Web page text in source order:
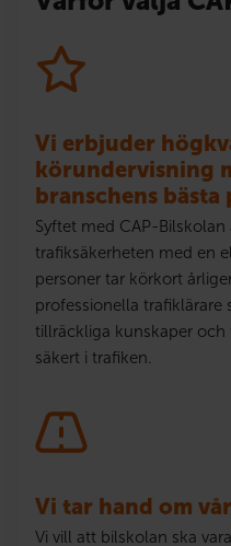
Vi erbjuder
körundervisning
branschens bästa
Syftet med CAP-
trafiksäkerheten med en
personer tar körkort
professionella trafiklärare
tillräckliga kunskaper
säkert i trafiken.
Vi tar hand om
Vi vill att bilskolan ska